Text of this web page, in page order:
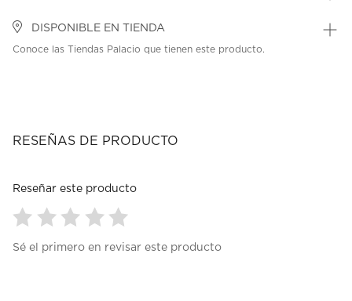
DISPONIBLE EN TIENDA
Conoce las Tiendas Palacio que tienen este producto.
RESEÑAS DE PRODUCTO
Reseñar este producto
paraparaparaparapara
Sé el primero en revisar este producto